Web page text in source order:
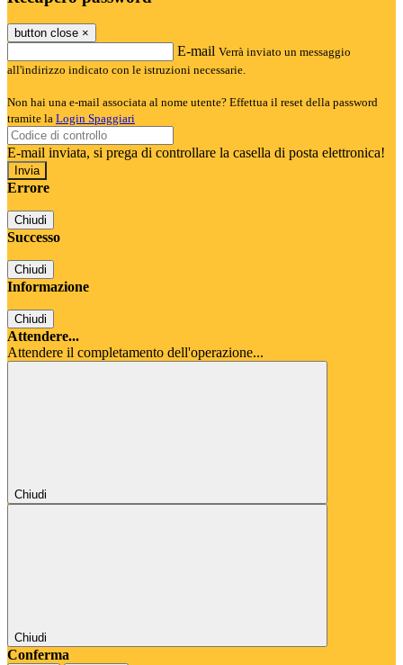
button close ×
E-mail Verrà inviato un messaggio
all'indirizzo indicato con le istruzioni necessarie.
Non hai una e-mail associata al nome utente? Effettua il reset della password
tramite la Login Spaggiari
E-mail inviata, si prega di controllare la casella di posta elettronica!
Errore
Chiudi
Successo
Chiudi
Informazione
Chiudi
Attendere...
Attendere il completamento dell'operazione...
Chiudi
Chiudi
Conferma